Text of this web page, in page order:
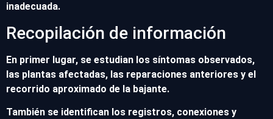
inadecuada.
Recopilación de información
En primer lugar, se estudian los síntomas observados,
las plantas afectadas, las reparaciones anteriores y el
recorrido aproximado de la bajante.
También se identifican los registros, conexiones y